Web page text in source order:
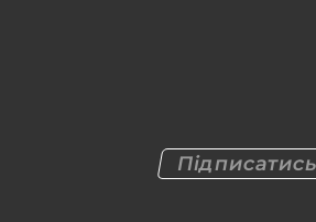
Підписатись